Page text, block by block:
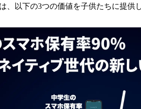
、以下の3つの価値を子供たちに提供